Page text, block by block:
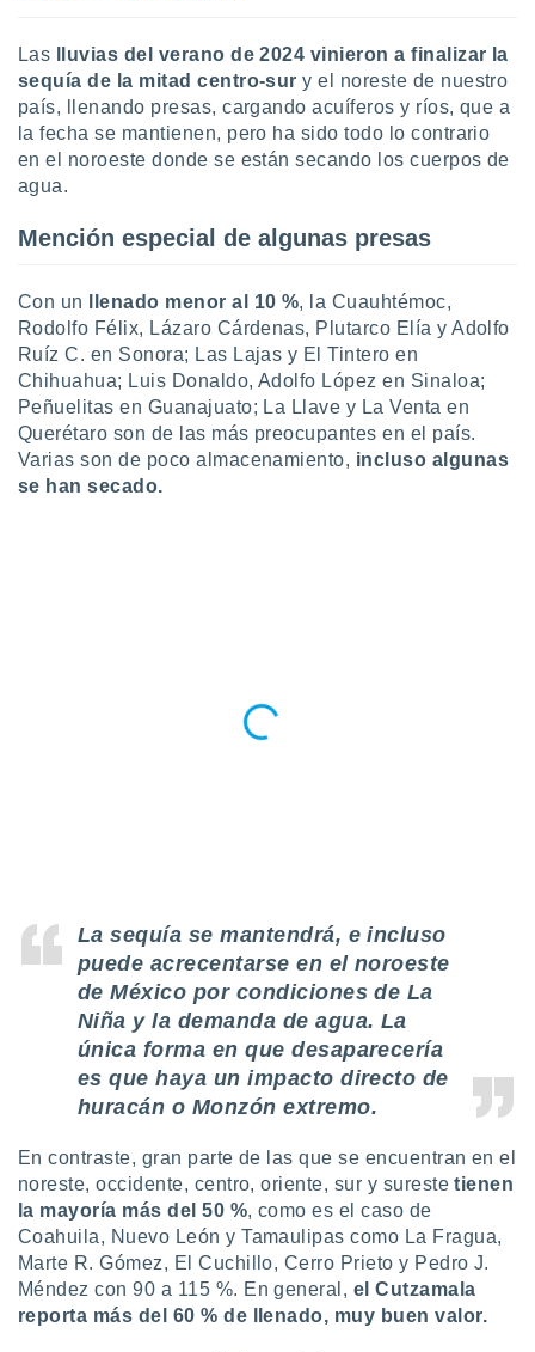
Las
lluvias del verano de 2024 vinieron a finalizar la
sequía de la mitad centro-sur y el noreste de nuestro
país, llenando presas, cargando acuíferos y ríos, que a
la fecha se mantienen, pero ha sido todo lo contrario
en el noroeste donde se están secando los cuerpos de
agua.
Mención especial de algunas presas
Con un llenado menor al 10 %, la Cuauhtémoc,
Rodolfo Félix, Lázaro Cárdenas, Plutarco Elía y Adolfo
Ruíz C. en Sonora; Las Lajas y El Tintero en
Chihuahua; Luis Donaldo, Adolfo López en Sinaloa;
Peñuelitas en Guanajuato; La Llave y La Venta en
Querétaro son de las más preocupantes en el país.
Varias son de poco almacenamiento, incluso algunas
se han secado.
La sequía se mantendrá, e incluso
puede acrecentarse en el noroeste
de México por condiciones de La
Niña y la demanda de agua. La
única forma en que desaparecería
es que haya un impacto directo de
huracán o Monzón extremo.
En contraste, gran parte de las que se encuentran en el
noreste, occidente, centro, oriente, sur y sureste tienen
la mayoría más del 50 %, como es el caso de
Coahuila, Nuevo León y Tamaulipas como La Fragua,
Marte R. Gómez, El Cuchillo, Cerro Prieto y Pedro J.
Méndez con 90 a 115 %. En general, el Cutzamala
reporta más del 60 % de llenado, muy buen valor.